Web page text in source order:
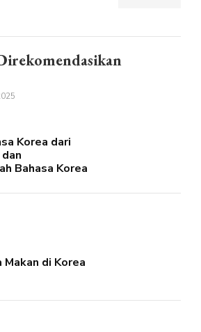
Korea dari
Bahasa Korea
Makan di Korea